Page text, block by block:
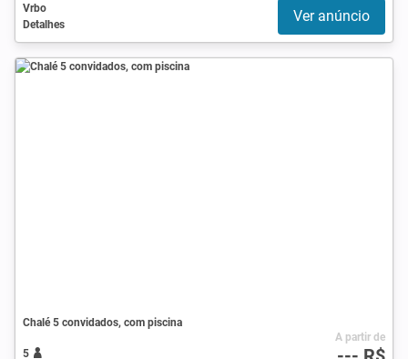
Vrbo
Detalhes
Ver anúncio
Chalé 5 convidados, com piscina
5
A partir de